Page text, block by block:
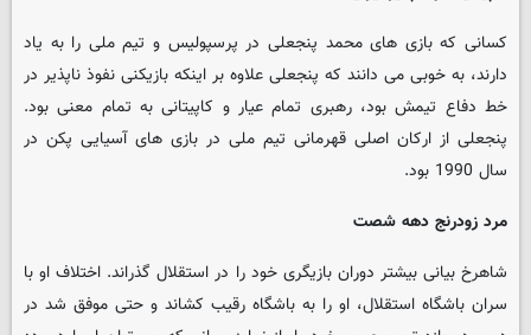
کسانی که بازی های محمد پنجعلی در پرسپولیس و تیم ملی را به یاد
دارند، به خوبی می دانند که پنجعلی علاوه بر اینکه بازیکنی نفوذ ناپذیر در
خط دفاع تیمش بود، رهبری تمام عیار و کاپیتانی به تمام معنی بود.
پنجعلی از ارکان اصلی قهرمانی تیم ملی در بازی های آسیایی پکن در
سال 1990 بود.
مرد زودرنج دهه شصت
شاهرخ بیانی بیشتر دوران بازیگری خود را در استقلال گذراند. اختلاف او با
سران باشگاه استقلال، او را به باشگاه رقیب کشاند و حتی موفق شد در